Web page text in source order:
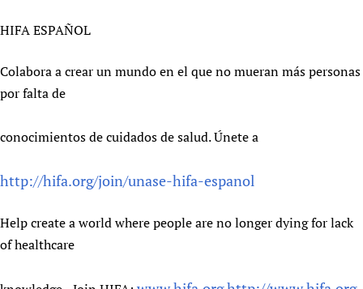
HIFA ESPAÑOL
Colabora a crear un mundo en el que no mueran más personas
por falta de
conocimientos de cuidados de salud. Únete a
http://hifa.org/join/unase-hifa-espanol
Help create a world where people are no longer dying for lack
of healthcare